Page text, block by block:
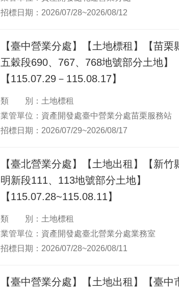
招標日期：2026/07/28~2026/08/12
【臺中營業分處】【土地標租】【苗栗
五穀段690、767、768地號部分土地】
【115.07.29－115.08.17】
類 別：土地標租
業管單位：資產開發處臺中營業分處苗栗服務站
招標日期：2026/07/29~2026/08/17
【臺北營業分處】【土地出租】【新竹
明新段111、113地號部分土地】
【115.07.28~115.08.11】
類 別：土地標租
業管單位：資產開發處臺北營業分處業務室
招標日期：2026/07/28~2026/08/11
【臺中營業分處】【土地出租】【臺中